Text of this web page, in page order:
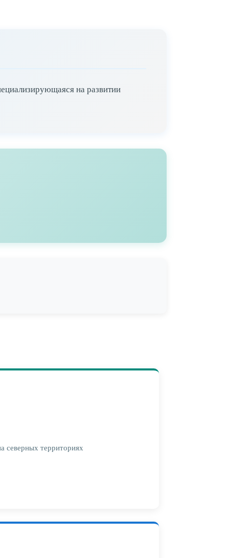
на развитии
северных территориях